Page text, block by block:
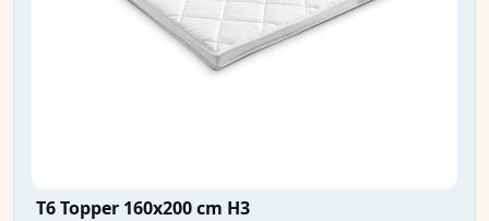
T6 Topper 160x200 cm H3